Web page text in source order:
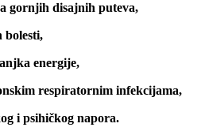
gornjih disajnih puteva,
bolesti,
energije,
respiratornim infekcijama,
i psihičkog napora.